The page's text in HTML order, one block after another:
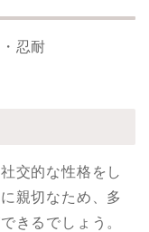
忍耐
交的な性格をし
親切なため、多
きるでしょう。